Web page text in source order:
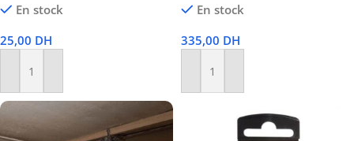
En stock
25,00 DH
Ajouter Au Panier
En stock
335,00 DH
Ajouter Au Panier